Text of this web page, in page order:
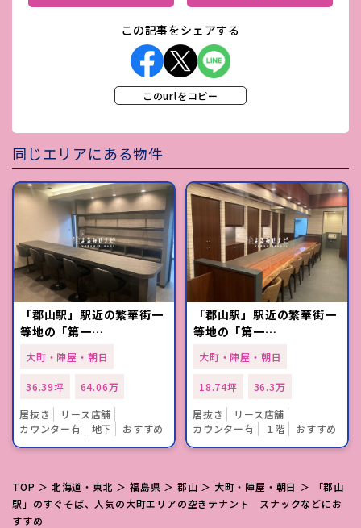
この記事をシェアする
このurlをコピー
同じエリアにある物件
「郡山駅」駅近の繁華街一
等地の「第一…
大町・陣屋・朝日
36.39坪
64.06万
居抜き
リース店舗
カウンター有
地下 おすすめ
「郡山駅」駅近の繁華街一
等地の「第一…
大町・陣屋・朝日
18.74坪
36.3万
居抜き
リース店舗
カウンター有
１階 おすすめ
TOP ＞ 北海道・東北 ＞福島県 ＞ 郡山 ＞ 大町・陣屋・朝日 ＞ 「郡山
駅」のすぐそば、人気の大町エリアの空きテナント スナックなどにお
すすめ